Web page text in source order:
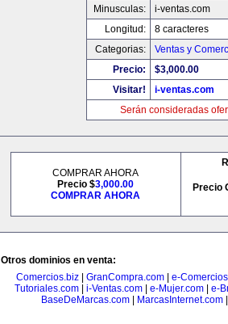
Minusculas:
i-ventas.com
Longitud:
8 caracteres
Categorias:
Ventas y
Precio:
$3,000.00
Visitar!
i-ventas.com
Serán consideradas
COMPRAR AHORA
Precio $3,000.00
COMPRAR AHORA
Precio
Otros dominios en venta:
Comercios.biz| GranCompra.com| e-
Tutoriales.com
i-Ventas.com e-Mujer.com
e-
BaseDeMarcas.com
MarcasInternet.com